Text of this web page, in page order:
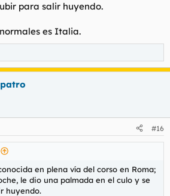
para salir huyendo.
es Italia.
#16
en plena vía del corso en Roma;
le dio una palmada en el culo y se
huyendo.